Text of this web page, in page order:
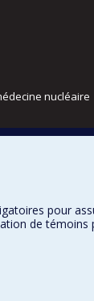
nucléaire
pour
de